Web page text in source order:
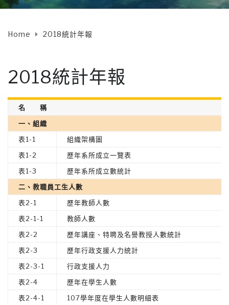
Home 2018統計年報
2018統計年報
名 稱
一、組織
表1-1
組織架構圖
表1-2
歷年系所成立一覽表
表1-3
歷年系所成立數統計
二、教職員工生人數
表2-1
歷年教師人數
表2-1-1
教師人數
表2-2
歷年講座、特聘及名譽教授人數統計
表2-3
歷年行政支援人力統計
表2-3-1
行政支援人力
表2-4
歷年在學生人數
表2-4-1
107學年度在學生人數明細表